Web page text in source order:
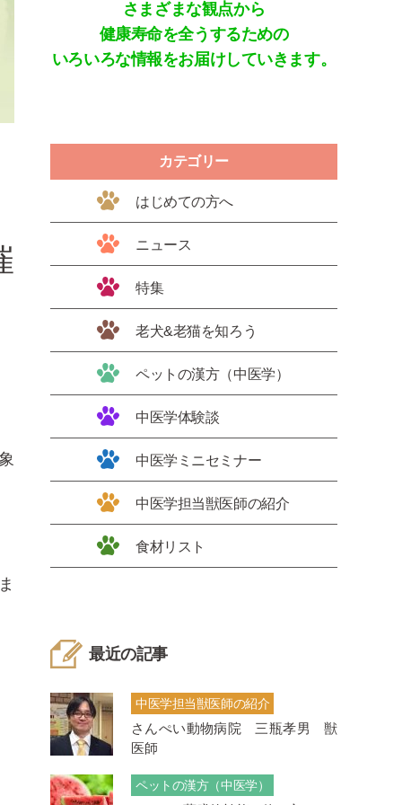
さまざまな観点から
健康寿命を全うするための
いろいろな情報をお届けしていきます。
カテゴリー
はじめての方へ
ニュース
特集
老犬&老猫を知ろう
ペットの漢方（中医学）
中医学体験談
中医学ミニセミナー
中医学担当獣医師の紹介
食材リスト
最近の記事
中医学担当獣医師の紹介
さんぺい動物病院 三瓶孝男 獣
医師
ペットの漢方（中医学）